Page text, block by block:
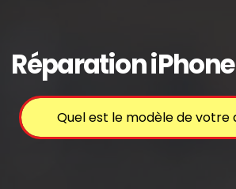
Réparation